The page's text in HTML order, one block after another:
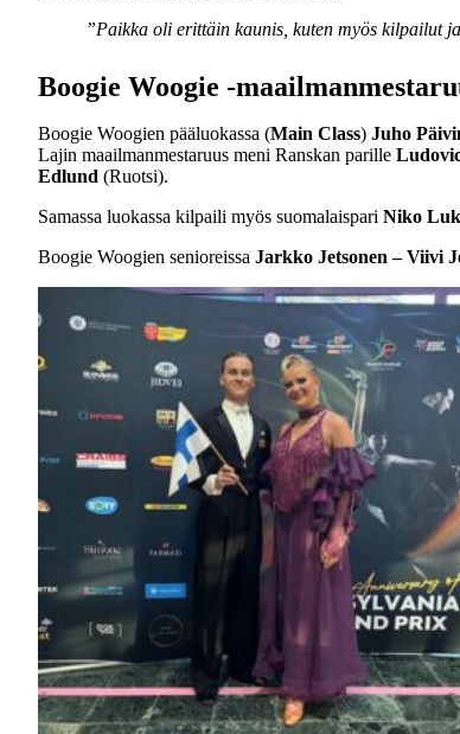
”Paikka oli erittäin kaunis, kuten myös kilpailut
Boogie Woogie -
Boogie Woogien pääluokassa (Main Class) Juho
Lajin maailmanmestaruus meni Ranskan parille
Edlund (Ruotsi).
Samassa luokassa kilpaili myös suomalaispari Niko
Boogie Woogien senioreissa Jarkko Jetsonen – Viivi